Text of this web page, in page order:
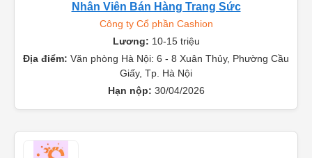
Nhân Viên Bán Hàng Trang Sức
Công ty Cổ phần Cashion
Lương: 10-15 triệu
Địa điểm: Văn phòng Hà Nội: 6 - 8 Xuân Thủy, Phường Cầu
Giấy, Tp. Hà Nội
Hạn nộp: 30/04/2026